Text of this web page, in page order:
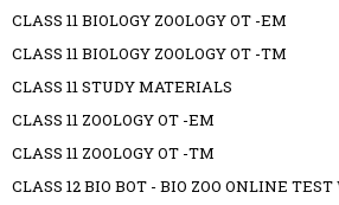
CLASS 11 BIOLOGY ZOOLOGY OT -EM
CLASS 11 BIOLOGY ZOOLOGY OT -TM
CLASS 11 STUDY MATERIALS
CLASS 11 ZOOLOGY OT -EM
CLASS 11 ZOOLOGY OT -TM
CLASS 12 BIO BOT - BIO ZOO ONLINE